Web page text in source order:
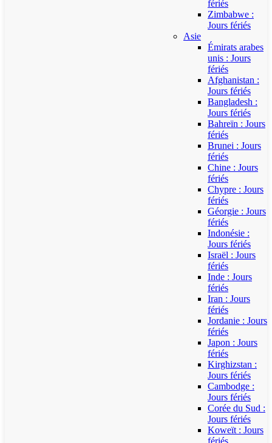
fériés
Zimbabwe :
Jours fériés
Asie
Émirats arabes
unis : Jours
fériés
Afghanistan :
Jours fériés
Bangladesh :
Jours fériés
Bahreïn : Jours
fériés
Brunei : Jours
fériés
Chine : Jours
fériés
Chypre : Jours
fériés
Géorgie : Jours
fériés
Indonésie :
Jours fériés
Israël : Jours
fériés
Inde : Jours
fériés
Iran : Jours
fériés
Jordanie : Jours
fériés
Japon : Jours
fériés
Kirghizstan :
Jours fériés
Cambodge :
Jours fériés
Corée du Sud :
Jours fériés
Koweït : Jours
fériés